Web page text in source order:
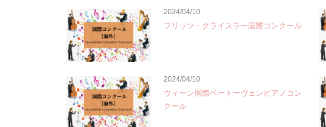
2024/04/10
フリッツ・クライスラー国際コンクール
2024/04/10
ウィーン国際ベートーヴェンピアノコン
クール